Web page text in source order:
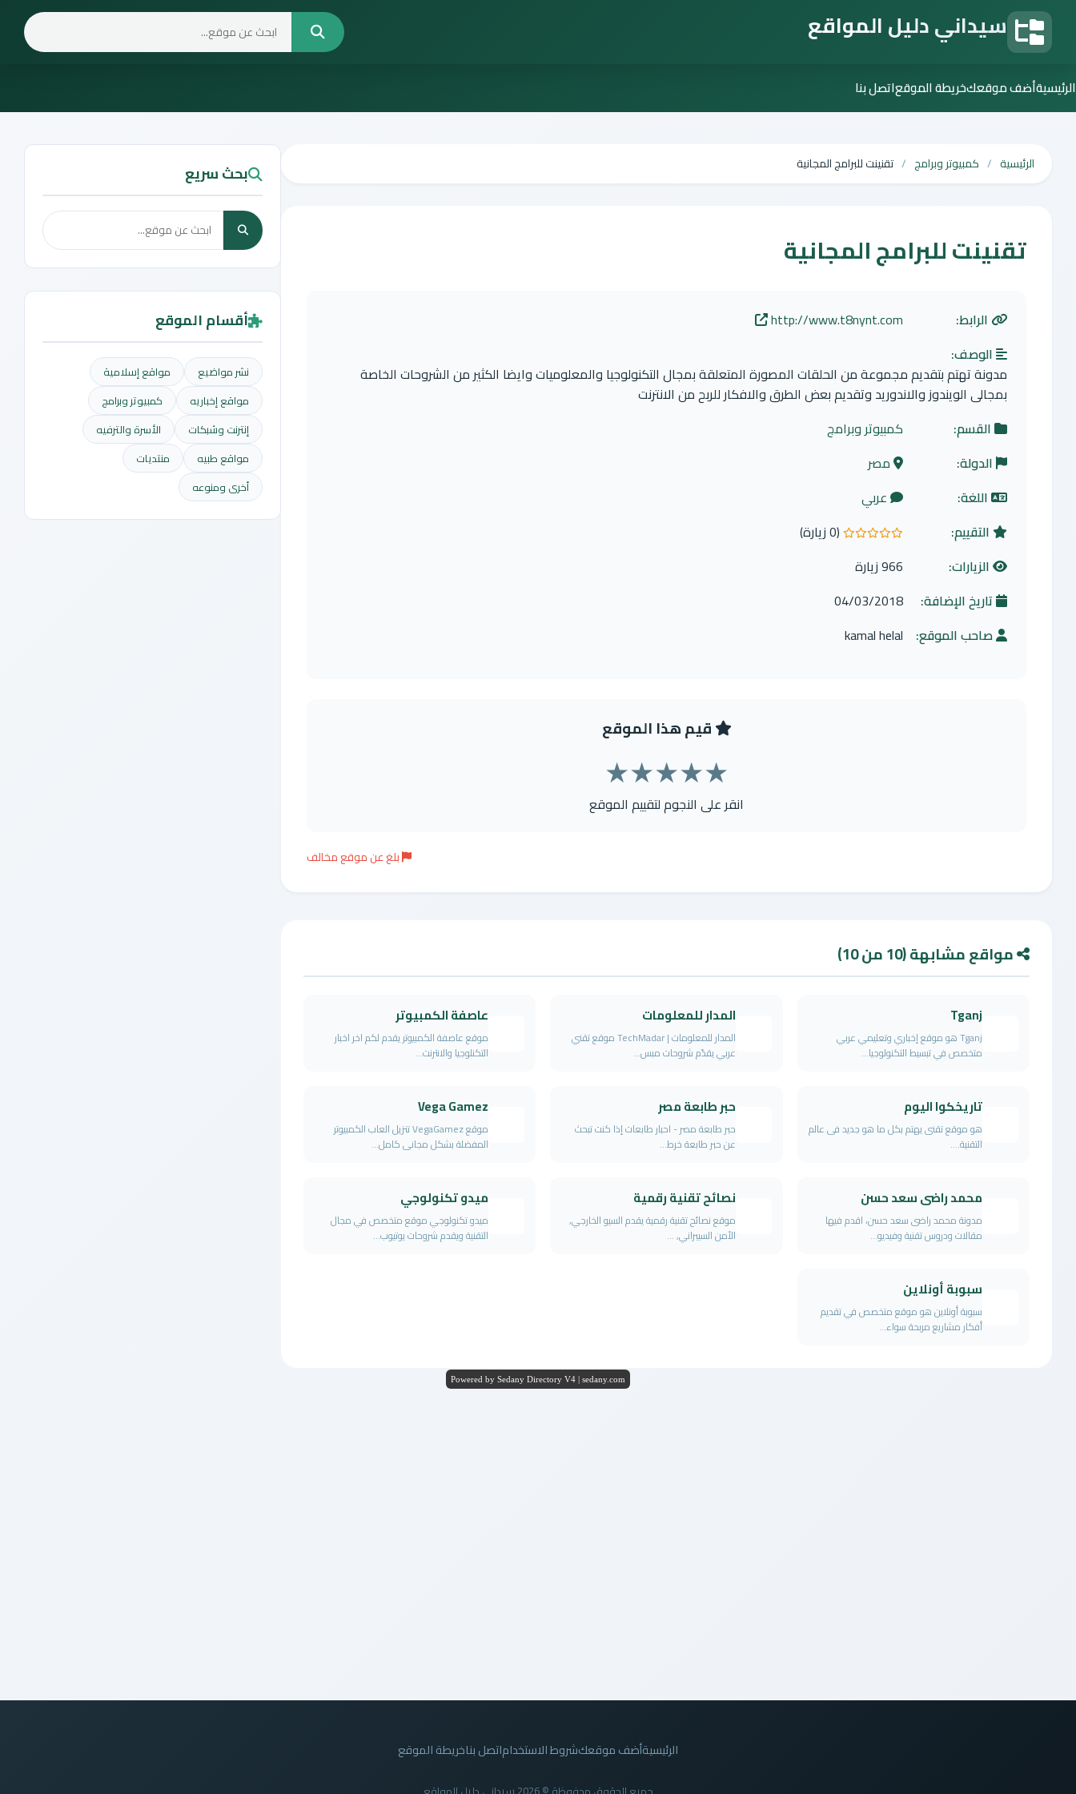
سيداني دليل المواقع
الرئيسيةأضف موقعكخريطة الموقعاتصل بنا
الرئيسية كمبيوتر وبرامج تقنينت للبرامج المجانية
تقنينت للبرامج المجانية
الرابط:
http://www.t8nynt.com
الوصف:
مدونة تهتم بتقديم مجموعة من الحلقات المصورة المتعلقة بمجال التكنولوجيا والمعلوميات وايضا الكثير من الشروحات الخاصة
بمجالى الويندوز والاندوريد وتقديم بعض الطرق والافكار للربح من الانترنت
القسم:
كمبيوتر وبرامج
الدولة:
مصر
اللغة:
عربي
التقييم:
0.0 من 5 نجوم
(0 زيارة)
الزيارات:
966 زيارة
تاريخ الإضافة:
04/03/2018
صاحب الموقع: kamal helal
قيم هذا الموقع
★
★
★
★
★
انقر على النجوم لتقييم الموقع
بلغ عن موقع مخالف
مواقع مشابهة (10 من 10)
Tganj
Tganj هو موقع إخباري وتعليمي عربي
متخصص في تبسيط التكنولوجيا...
المدار للمعلومات
المدار للمعلومات | TechMadar موقع تقني
عربي يقدّم شروحات مبس...
عاصفة الكمبيوتر
موقع عاصفة الكمبيوتر يقدم لكم اخر اخبار
التكنلوجيا والانترنت...
تاريخكوا اليوم
هو موقع تقنى يهتم بكل ما هو جديد فى عالم
التقنية....
حبر طابعة مصر
حبر طابعة مصر - احبار طابعات إذا كنت تبحث
عن حبر طابعة خرط...
Vega Gamez
موقع VegaGamez تنزيل العاب الكمبيوتر
المفضلة بشكل مجانى كامل...
محمد راضى سعد حسن
مدونة محمد راضى سعد حسن، اقدم فيها
مقالات ودروس تقنية وفيديو...
نصائح تقنية رقمية
موقع نصائح تقنية رقمية يقدم السيو الخارجي,
الأمن السيبراني, ...
ميدو تكنولوجي
ميدو تكنولوجي موقع متخصص في مجال
التقنية ويقدم شروحات يوتيوب...
سبوبة أونلاين
سبوبة أونلاين هو موقع متخصص في تقديم
أفكار مشاريع مربحة سواء...
بحث سريع
أقسام الموقع
نشر مواضيع
مواقع إسلامية
مواقع إخباريه
كمبيوتر وبرامج
إنترنت وشبكات
الأسرة والترفيه
مواقع طبيه
منتديات
أخرى ومنوعه
Powered by Sedany Directory V4 | sedany.com
الرئيسيةأضف موقعكشروط الاستخداماتصل بناخريطة الموقع